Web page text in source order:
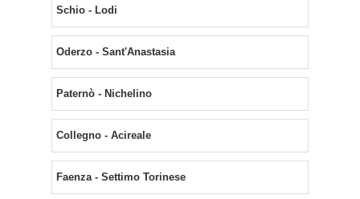
Schio - Lodi
Oderzo - Sant'Anastasia
Paternò - Nichelino
Collegno - Acireale
Faenza - Settimo Torinese